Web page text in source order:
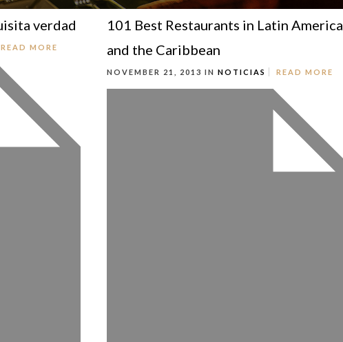
verdad
READ MORE
101 Best Restaurants in Latin America
and the Caribbean
NOVEMBER 21, 2013 IN NOTICIAS READ MORE